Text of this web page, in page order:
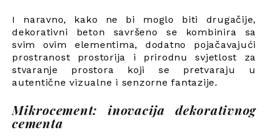
I naravno, kako ne bi moglo biti drugačije,
dekorativni beton savršeno se kombinira sa
svim ovim elementima, dodatno pojačavajući
prostranost prostorija i prirodnu svjetlost za
stvaranje prostora koji se pretvaraju u
autentične vizualne i senzorne fantazije.
Mikrocement: inovacija dekorativnog
cementa